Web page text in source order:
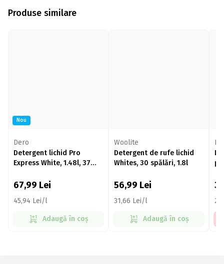
Produse similare
Nou
Dero
Detergent lichid Pro
Express White, 1.48l, 37
67,99 Lei
45,94 Lei/l
Adaugă în coș
Woolite
Detergent de rufe lichid
Whites, 30 spălări, 1.8l
56,99 Lei
31,66 Lei/l
Adaugă în coș